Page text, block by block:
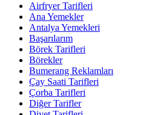
Airfryer Tarifleri
Ana Yemekler
Antalya Yemekleri
Başarılarım
Börek Tarifleri
Börekler
Bumerang Reklamları
Çay Saati Tarifleri
Çorba Tarifleri
Diğer Tarifler